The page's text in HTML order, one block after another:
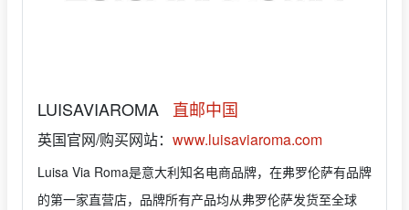
LUISAVIAROMA 直邮中国
英国官网/购买网站： www.luisaviaroma.com
Luisa Via Roma是意大利知名电商品牌，在弗罗伦萨有品牌
的第一家直营店，品牌所有产品均从弗罗伦萨发货至全球